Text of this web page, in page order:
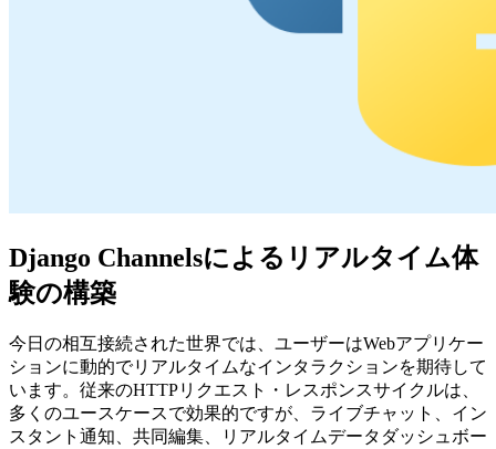
Django Channelsによるリアルタイム体
験の構築
今日の相互接続された世界では、ユーザーはWebアプリケー
ションに動的でリアルタイムなインタラクションを期待して
います。従来のHTTPリクエスト・レスポンスサイクルは、
多くのユースケースで効果的ですが、ライブチャット、イン
スタント通知、共同編集、リアルタイムデータダッシュボー